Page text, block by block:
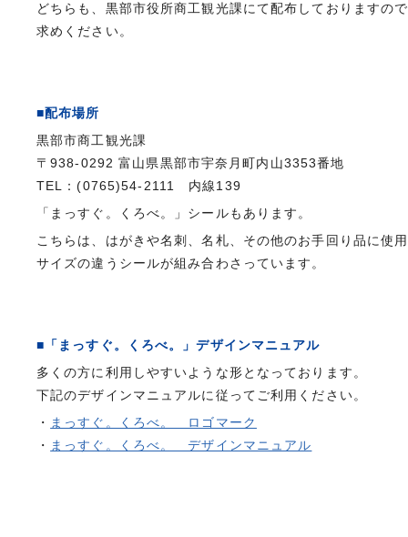
どちらも、黒部市役所商工観光課にて配布しておりますの
求めください。
■配布場所
黒部市商工観光課
〒938-0292 富山県黒部市宇奈月町内山3353番地
TEL：(0765)54-2111 内線139
「まっすぐ。くろべ。」シールもあります。
こちらは、はがきや名刺、名札、その他のお手回り品に使
サイズの違うシールが組み合わさっています。
■「まっすぐ。くろべ。」デザインマニュアル
多くの方に利用しやすいような形となっております。
下記のデザインマニュアルに従ってご利用ください。
・ まっすぐ。くろべ。 ロゴマーク
・ まっすぐ。くろべ。 デザインマニュアル